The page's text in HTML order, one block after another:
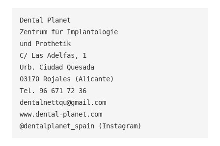
Dental Planet
Zentrum für Implantologie
und Prothetik
C/ Las Adelfas, 1
Urb. Ciudad Quesada
03170 Rojales (Alicante)
Tel. 96 671 72 36
dentalnettqu@gmail.com
www.dental-planet.com
@dentalplanet_spain (Instagram)